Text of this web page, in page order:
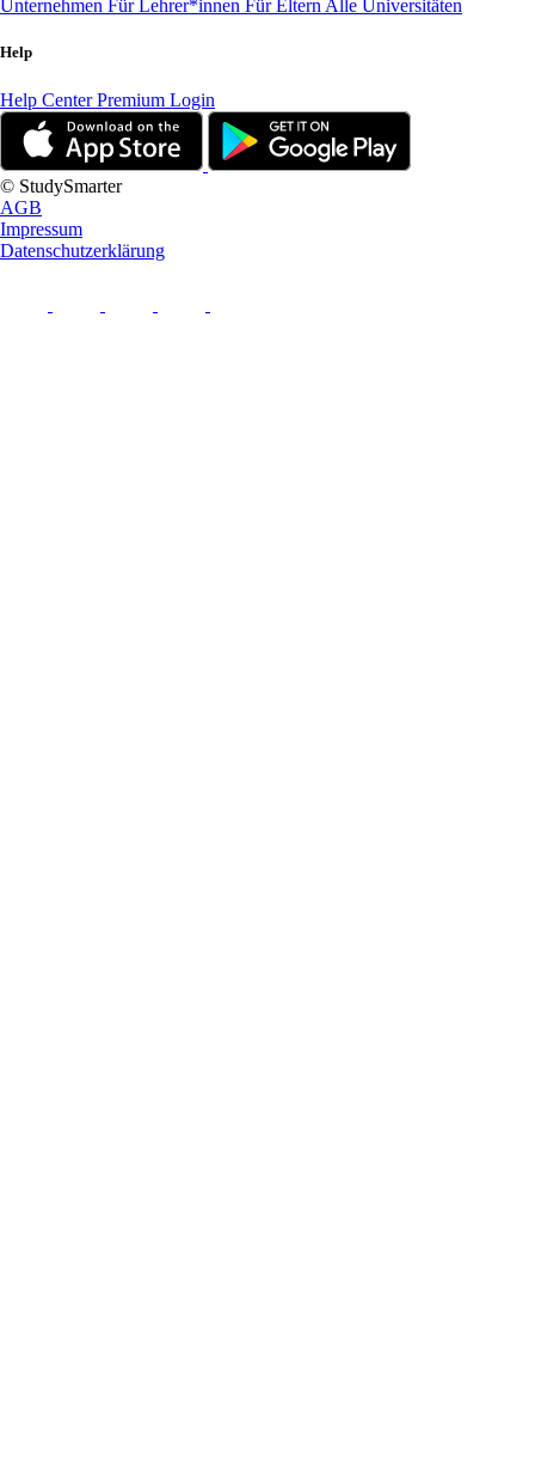
Unternehmen Für Lehrer*innen Für Eltern Alle Universitäten
Help
Help CenterPremium Login
© StudySmarter
AGB
Impressum
Datenschutzerklärung